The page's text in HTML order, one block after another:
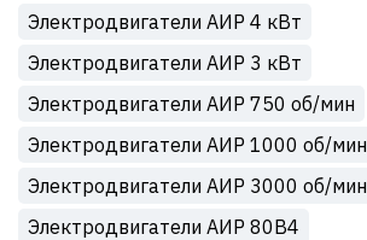
Электродвигатели АИР 4 кВт
Электродвигатели АИР 3 кВт
Электродвигатели АИР 750 об/мин
Электродвигатели АИР 1000 об/мин
Электродвигатели АИР 3000 об/мин
Электродвигатели АИР 80В4